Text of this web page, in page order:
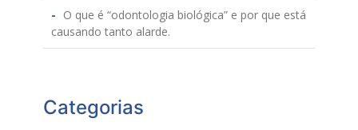
O que é “odontologia biológica” e por que está
causando tanto alarde.
Categorias